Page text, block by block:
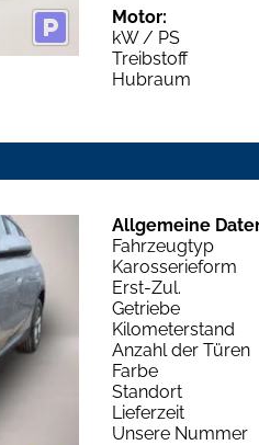
Motor:
kW / PS
Treibstoff
Hubraum
Allgemeine
Fahrzeugtyp
Karosserieform
Erst-Zul.
Getriebe
Kilometerstand
Anzahl der Türen
Farbe
Standort
Lieferzeit
Unsere Nummer